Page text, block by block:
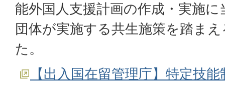
能外国人支援計画の作成・実施
団体が実施する共生施策を踏ま
た。
【出入国在留管理庁】特定技